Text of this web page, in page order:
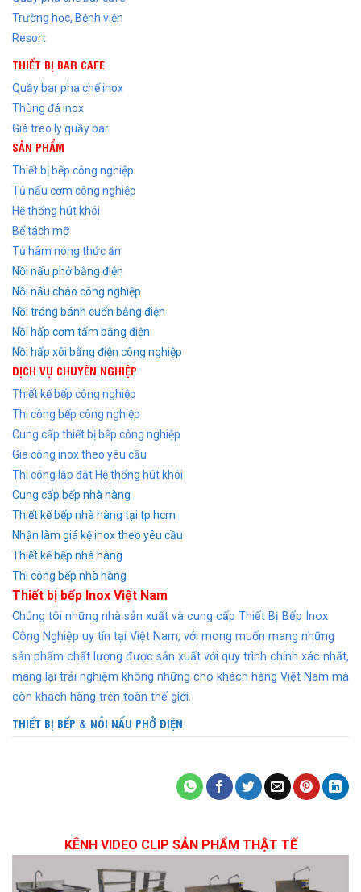
Trường học, Bệnh viện
Resort
THIẾT BỊ BAR CAFE
Quầy bar pha chế inox
Thùng đá inox
Giá treo ly quầy bar
SẢN PHẨM
Thiết bị bếp công nghiệp
Tủ nấu cơm công nghiệp
Hệ thống hút khói
Bể tách mỡ
Tủ hâm nóng thức ăn
Nồi nấu phở bằng điện
Nồi nấu cháo công nghiệp
Nồi tráng bánh cuốn bằng điện
Nồi hấp cơm tấm bằng điện
Nồi hấp xôi bằng điện công nghiệp
DỊCH VỤ CHUYÊN NGHIỆP
Thiết kế bếp công nghiệp
Thi công bếp công nghiệp
Cung cấp thiết bị bếp công nghiệp
Gia công inox theo yêu cầu
Thi công lắp đặt Hệ thống hút khói
Cung cấp bếp nhà hàng
Thiết kế bếp nhà hàng tại tp hcm
Nhận làm giá kệ inox theo yêu cầu
Thiết kế bếp nhà hàng
Thi công bếp nhà hàng
Thiết bị bếp Inox Việt Nam
Chúng tôi những nhà sản xuất và cung cấp Thiết Bị Bếp Inox
Công Nghiệp uy tín tại Việt Nam, với mong muốn mang những
sản phẩm chất lượng được sản xuất với quy trình chính xác nhất,
mang lại trải nghiệm không những cho khách hàng Việt Nam mà
còn khách hàng trên toàn thế giới.
THIẾT BỊ BẾP & NỒI NẤU PHỞ ĐIỆN
KÊNH VIDEO CLIP SẢN PHẨM THẬT TẾ